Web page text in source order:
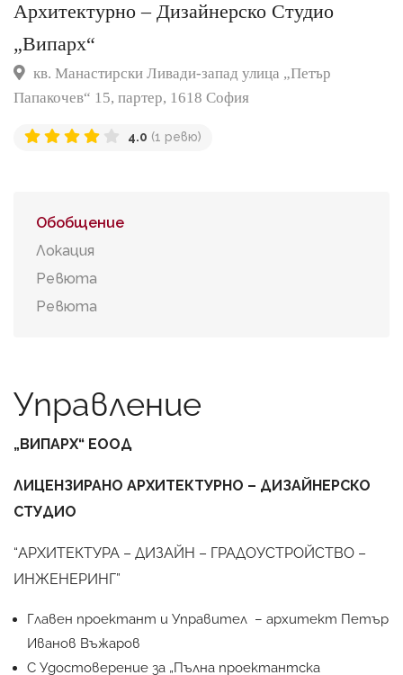
Архитектурно – Дизайнерско Студио
„Випарх“
кв. Манастирски Ливади-запад улица „Петър
Папакочев“ 15, партер, 1618 София
4.0 (1 ревю)
Обобщение
Локация
Ревюта
Ревюта
Управление
„ВИПАРХ“ ЕООД
ЛИЦЕНЗИРАНО АРХИТЕКТУРНО – ДИЗАЙНЕРСКО
СТУДИО
“АРХИТЕКТУРА – ДИЗАЙН – ГРАДОУСТРОЙСТВО –
ИНЖЕНЕРИНГ”
Главен проектант и Управител – архитект Петър
Иванов Въжаров
С Удостоверение за „Пълна проектантска